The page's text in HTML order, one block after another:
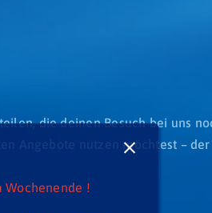
die deinen Besuch bei uns
Angebote nutzen möchtest –
Wochenende !